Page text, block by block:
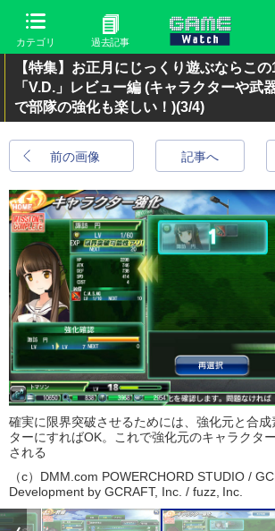
カテゴリ 過去記事
【特集】お正月にじっくり遊ぶならこ
「V.D.」レビュー編 (キャラクターや武
で部隊の強化も楽しい！)(3/4)
前の画像 記事へ
確実に限界突破させるためには、強化元と合成
ターにすればOK。これで強化元のキャラクタ
される
（c）DMM.com POWERCHORD STUDIO /
Development by GCRAFT, Inc. / fuzz, Inc.